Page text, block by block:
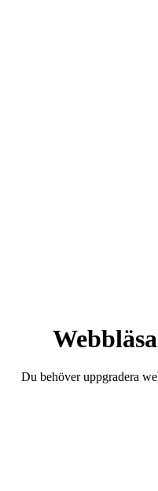
Du behöver uppgradera